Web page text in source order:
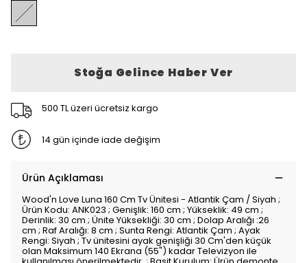
Stoğa Gelince Haber Ver
500 TL üzeri ücretsiz kargo
14 gün içinde iade değişim
Ürün Açıklaması
Wood'n Love Luna 160 Cm Tv Ünitesi - Atlantik Çam / Siyah ;
Ürün Kodu: ANK023 ; Genişlik: 160 cm ; Yükseklik: 49 cm ;
Derinlik: 30 cm ; Ünite Yüksekliği: 30 cm ; Dolap Aralığı :26
cm ; Raf Aralığı: 8 cm ; Sunta Rengi: Atlantik Çam ; Ayak
Rengi: Siyah ; Tv ünitesini ayak genişliği 30 Cm'den küçük
olan Maksimum 140 Ekrana (55") kadar Televizyon ile